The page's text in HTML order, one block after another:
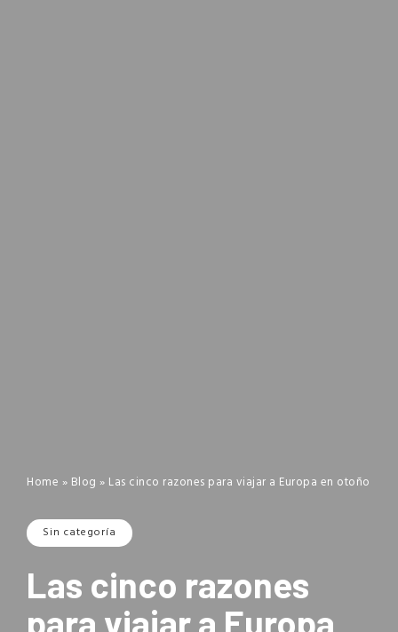
Home » Blog » Las cinco razones para viajar a Europa en otoño
Sin categoría
Las cinco razones
para viajar a Europa